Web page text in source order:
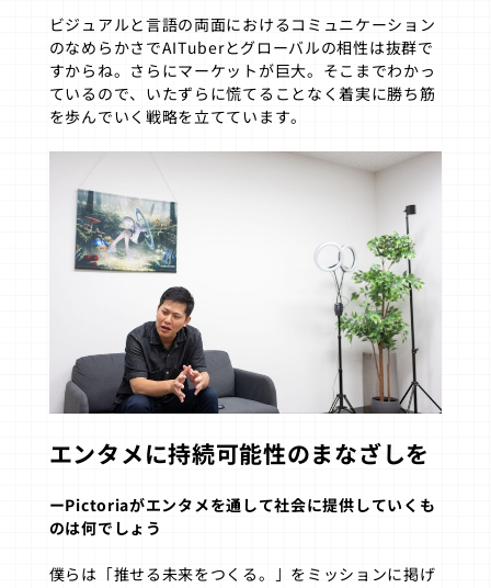
ビジュアルと言語の両面におけるコミュニケーション
のなめらかさでAITuberとグローバルの相性は抜群で
すからね。さらにマーケットが巨大。そこまでわかっ
ているので、いたずらに慌てることなく着実に勝ち筋
を歩んでいく戦略を立てています。
エンタメに持続可能性のまなざしを
ーPictoriaがエンタメを通して社会に提供していくも
のは何でしょう
僕らは「推せる未来をつくる。」をミッションに掲げ